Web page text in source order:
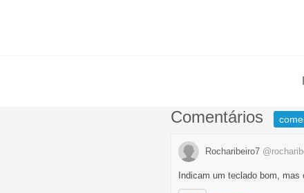
Comentários
Rocharibeiro7
Indicam um teclado bom,